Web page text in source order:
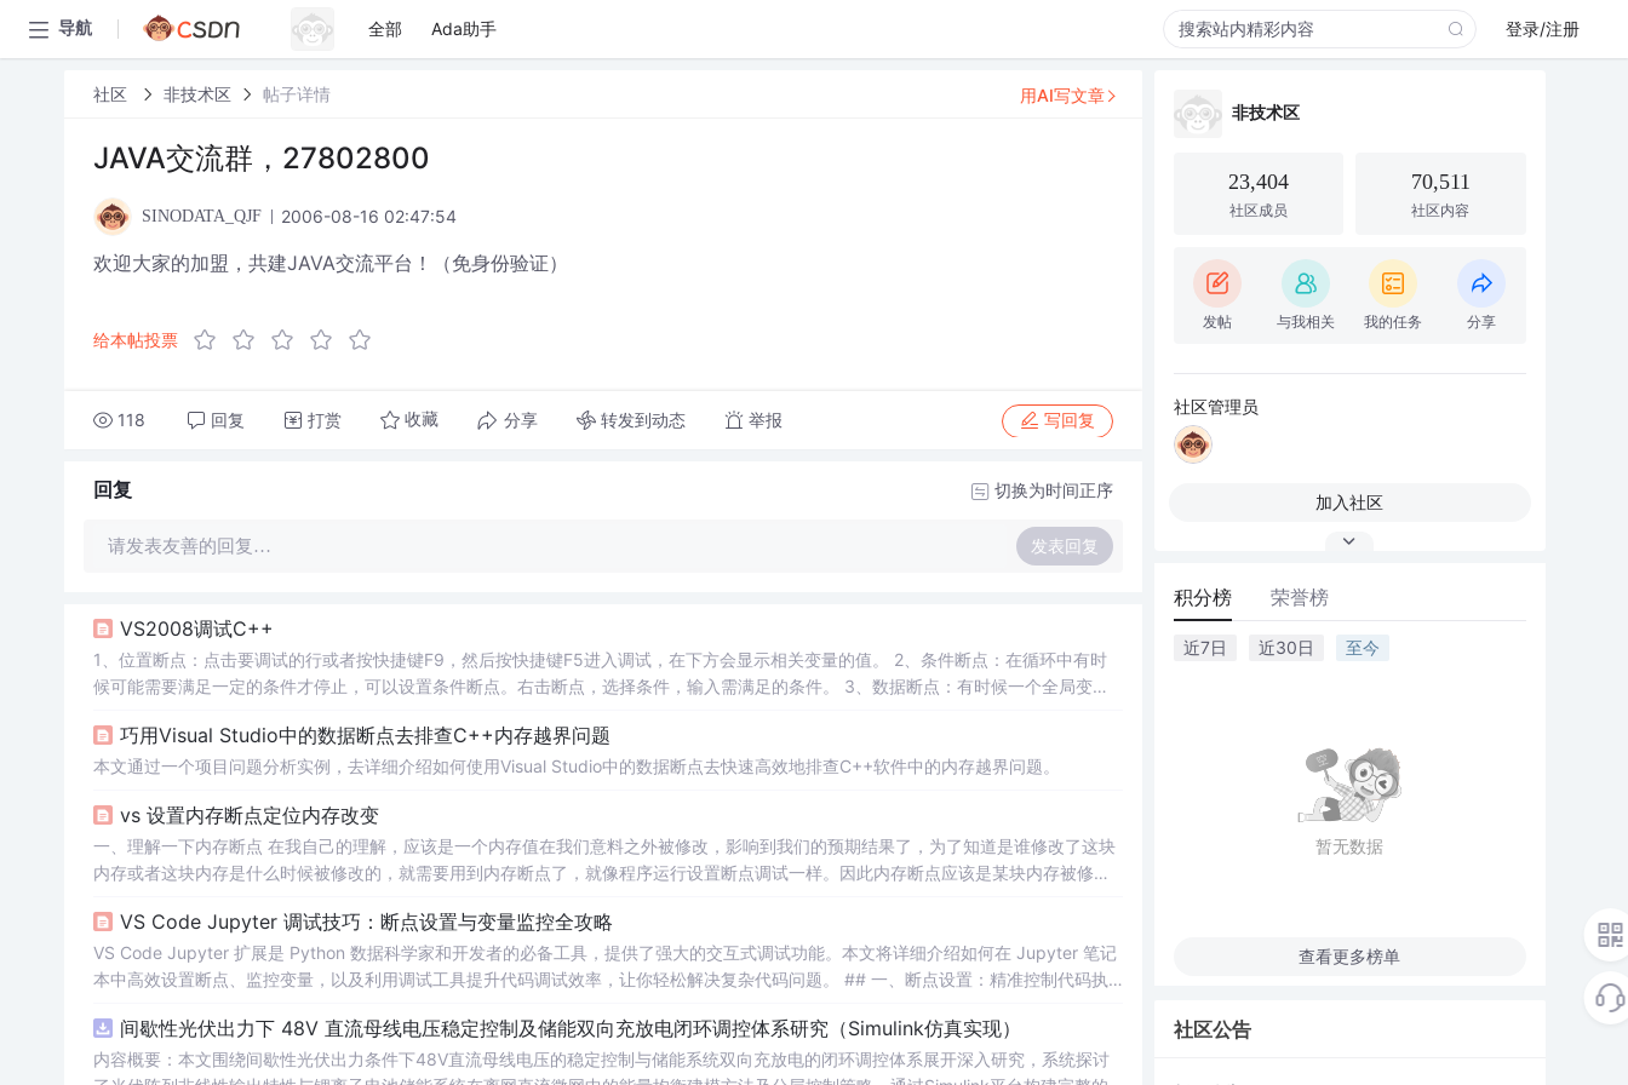
导航 全部 Ada助手 登录/注册
社区 非技术区 帖子详情
JAVA交流群，27802800
SINODATA_QJF 2006-08-16 02:47:54
欢迎大家的加盟，共建JAVA交流平台！（免身份验证）
给本帖投票
118 回复 打赏 收藏 分享 转发到动态 举报 写回复
用AI写文章
回复 切换为时间正序
请发表友善的回复… 发表回复
VS2008调试C++
1、位置断点：点击要调试的行或者按快捷键F9，然后按快捷键F5进入调试，在下方会显示相关变量的值。 2、条件断点：在循环中有时
候可能需要满足一定的条件才停止，可以设置条件断点。右击断点，选择条件，输入需满足的条件。 3、数据断点：有时候一个全局变量
执行下面的步骤
巧用Visual Studio中的数据断点去排查C++内存越界问题
本文通过一个项目问题分析实例，去详细介绍如何使用Visual Studio中的数据断点去快速高效地排查C++软件中的内存越界问题。
vs 设置内存断点定位内存改变
一、理解一下内存断点 在我自己的理解，应该是一个内存值在我们意料之外被修改，影响到我们的预期结果了，为了知道是谁修改了这块
内存或者这块内存是什么时候被修改的，就需要用到内存断点了，就像程序运行设置断点调试一样。因此内存断点应该是某块内存被修改
VS Code Jupyter 调试技巧：断点设置与变量监控全攻略
VS Code Jupyter 扩展是 Python 数据科学家和开发者的必备工具，提供了强大的交互式调试功能。本文将详细介绍如何在 Jupyter 笔记
本中高效设置断点、监控变量，以及利用调试工具提升代码调试效率，让你轻松解决复杂代码问题。 ## 一、断点设置：精准控制代码执
间歇性光伏出力下 48V 直流母线电压稳定控制及储能双向充放电闭环调控体系研究（Simulink仿真实现）
内容概要：本文围绕间歇性光伏出力条件下48V直流母线电压的稳定控制与储能系统双向充放电的闭环调控体系展开深入研究，系统探讨
非技术区
23,404
社区成员
70,511
社区内容
发帖 与我相关 我的任务 分享
社区管理员
加入社区
积分榜 荣誉榜
近7日 近30日 至今
暂无数据
查看更多榜单
社区公告